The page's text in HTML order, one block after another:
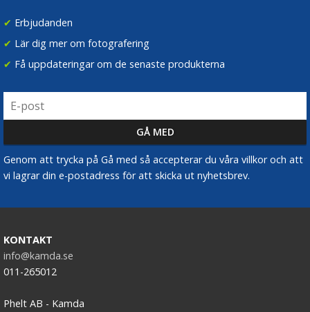
✔ Erbjudanden
✔ Lär dig mer om fotografering
✔ Få uppdateringar om de senaste produkterna
Genom att trycka på Gå med så accepterar du våra villkor och att
vi lagrar din e-postadress för att skicka ut nyhetsbrev.
KONTAKT
info@kamda.se
011-265012
Phelt AB - Kamda